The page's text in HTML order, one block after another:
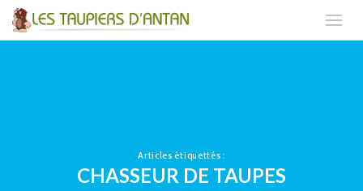
Articles étiquettés :
CHASSEUR DE TAUPES